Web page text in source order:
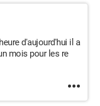
d'aujourd'hui il a
mois pour les re